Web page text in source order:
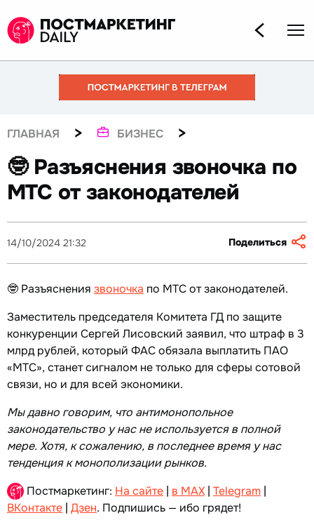
ГЛАВНАЯ > БИЗНЕС >
🤓 Разъяснения звоночка по
МТС от законодателей
14/10/2024 21:32 Поделиться
🤓 Разъяснения звоночка по МТС от законодателей.
Заместитель председателя Комитета ГД по защите
конкуренции Сергей Лисовский заявил, что штраф в 3
млрд рублей, который ФАС обязала выплатить ПАО
«МТС», станет сигналом не только для сферы сотовой
связи, но и для всей экономики.
Мы давно говорим, что антимонопольное
законодательство у нас не используется в полной
мере. Хотя, к сожалению, в последнее время у нас
тенденция к монополизации рынков.
Постмаркетинг: На сайте | в MAX | Telegram |
ВКонтакте | Дзен. Подпишись — ибо грядет!